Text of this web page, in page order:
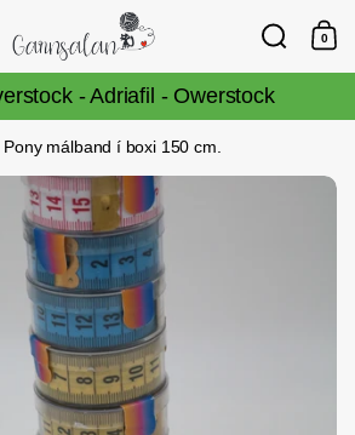
Leita
0
- Adriafil - Owerstock
Pony málband í boxi 150 cm.